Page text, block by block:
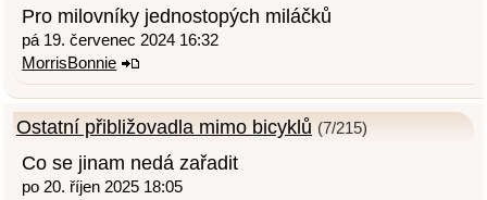
Pro milovníky jednostopých miláčků
pá 19. červenec 2024 16:32
MorrisBonnie
Ostatní přibližovadla mimo bicyklů (7/215)
Co se jinam nedá zařadit
po 20. říjen 2025 18:05